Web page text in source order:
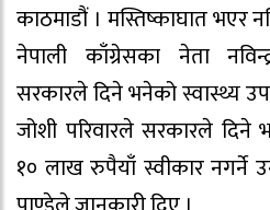
काठमाडौं । मस्तिष्काघात भएर
नेपाली काँग्रेसका नेता
सरकारले दिने भनेको स्वास्थ्य
जोशी परिवारले सरकारले दिने
१० लाख रुपैयाँ स्वीकार नगर्ने